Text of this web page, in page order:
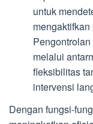
untuk
melalui
fleksibilitas
intervensi
Dengan fungsi-